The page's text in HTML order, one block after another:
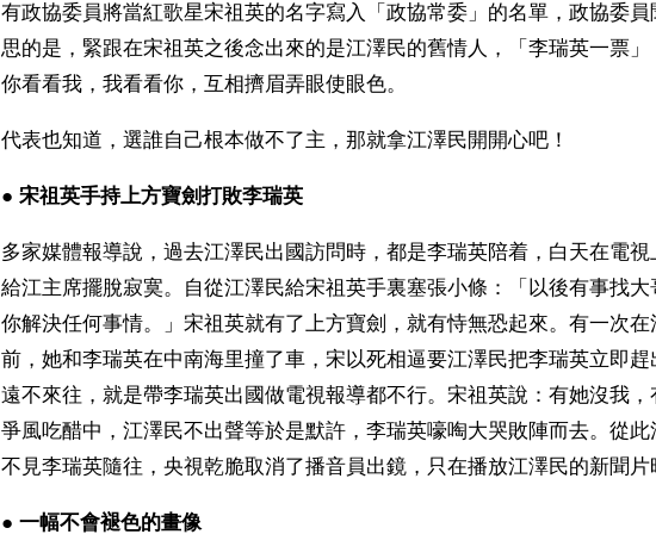
有政協委員將當紅歌星宋祖英的名字寫入「政協常委」的名單，政協委
思的是，緊跟在宋祖英之後念出來的是江澤民的舊情人，「李瑞英一票
你看看我，我看看你，互相擠眉弄眼使眼色。
代表也知道，選誰自己根本做不了主，那就拿江澤民開開心吧！
● 宋祖英手持上方寶劍打敗李瑞英
多家媒體報導說，過去江澤民出國訪問時，都是李瑞英陪着，白天在電
給江主席擺脫寂寞。自從江澤民給宋祖英手裏塞張小條：「以後有事找
你解決任何事情。」宋祖英就有了上方寶劍，就有恃無恐起來。有一次
前，她和李瑞英在中南海里撞了車，宋以死相逼要江澤民把李瑞英立即
遠不來往，就是帶李瑞英出國做電視報導都不行。宋祖英說：有她沒我，
爭風吃醋中，江澤民不出聲等於是默許，李瑞英嚎啕大哭敗陣而去。從
不見李瑞英隨往，央視乾脆取消了播音員出鏡，只在播放江澤民的新聞片
● 一幅不會褪色的畫像